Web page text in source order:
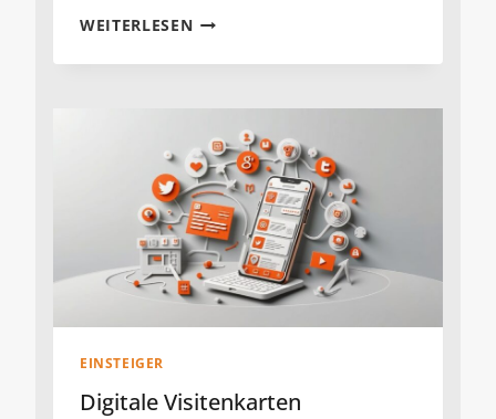
WEITERLESENIHR
FÜR
ABOS
EINSTEIGER
Digitale Visitenkarten